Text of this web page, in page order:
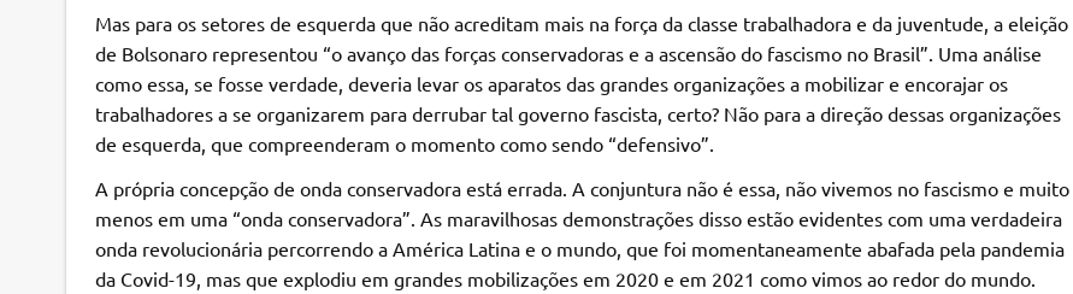
Mas para os setores de esquerda que não acreditam mais na força da classe trabalhadora e da juventude, a eleição
de Bolsonaro representou “o avanço das forças conservadoras e a ascensão do fascismo no Brasil”. Uma análise
como essa, se fosse verdade, deveria levar os aparatos das grandes organizações a mobilizar e encorajar os
trabalhadores a se organizarem para derrubar tal governo fascista, certo? Não para a direção dessas organizações
de esquerda, que compreenderam o momento como sendo “defensivo”.
A própria concepção de onda conservadora está errada. A conjuntura não é essa, não vivemos no fascismo e muito
menos em uma “onda conservadora”. As maravilhosas demonstrações disso estão evidentes com uma verdadeira
onda revolucionária percorrendo a América Latina e o mundo, que foi momentaneamente abafada pela pandemia
da Covid-19, mas que explodiu em grandes mobilizações em 2020 e em 2021 como vimos ao redor do mundo.